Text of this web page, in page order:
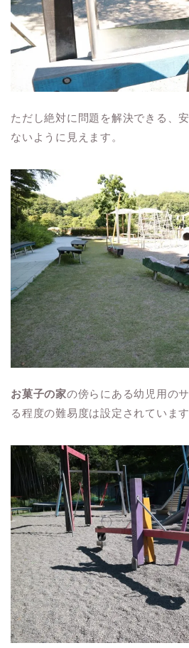
ただし絶対に問題を解決できる、
ないように見えます。
お菓子の家の傍らにある幼児用の
る程度の難易度は設定されています